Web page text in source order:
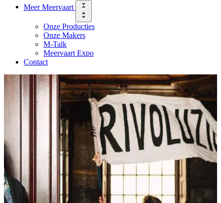
Meer Meervaart
Onze Producties
Onze Makers
M-Talk
Meervaart Expo
Contact